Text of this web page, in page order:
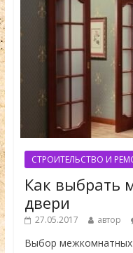
СТРОИТЕЛЬСТВО И
Как выбрать
двери
27.05.2017 автор
Выбор межкомнатных